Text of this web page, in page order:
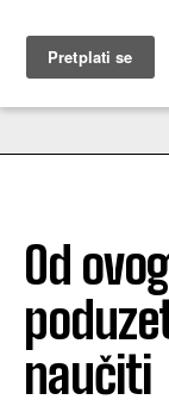
Od
naučiti